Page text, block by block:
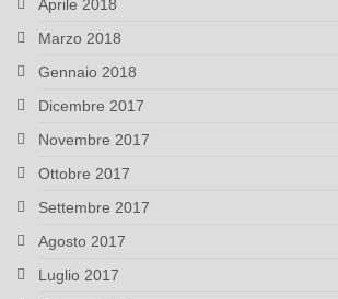
Aprile 2018
Marzo 2018
Gennaio 2018
Dicembre 2017
Novembre 2017
Ottobre 2017
Settembre 2017
Agosto 2017
Luglio 2017